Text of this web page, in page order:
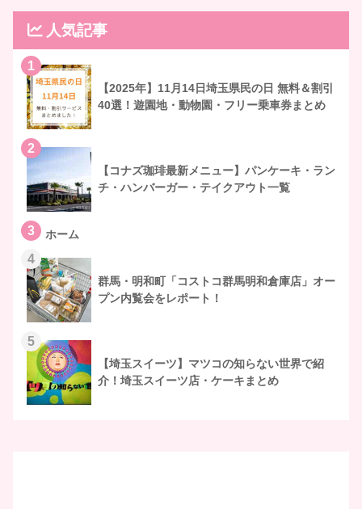
人気記事
1
【2025年】11月14日埼玉県民の日 無料＆割引
40選！遊園地・動物園・フリー乗車券まとめ
2
【コナズ珈琲最新メニュー】パンケーキ・ラン
チ・ハンバーガー・テイクアウト一覧
3 ホーム
4
群馬・明和町「コストコ群馬明和倉庫店」オー
プン内覧会をレポート！
5
【埼玉スイーツ】マツコの知らない世界で紹
介！埼玉スイーツ店・ケーキまとめ